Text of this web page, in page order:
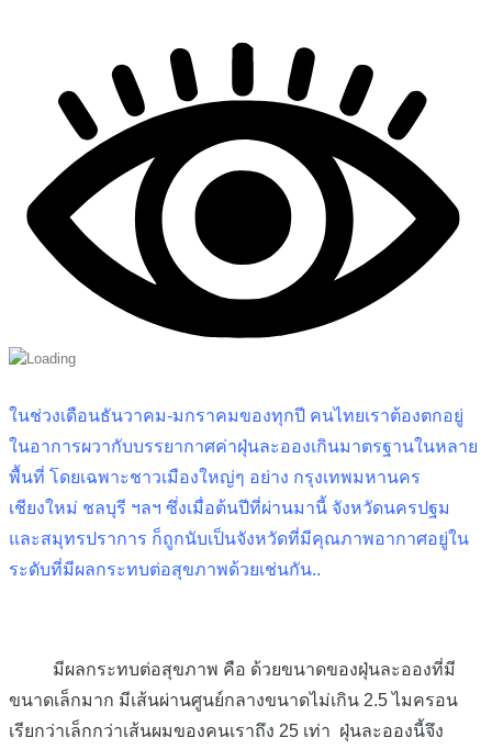
ในช่วงเดือนธันวาคม-มกราคมของทุกปี คนไทยเราต้องตกอยู่
ในอาการผวากับบรรยากาศค่าฝุ่นละอองเกินมาตรฐานในหลาย
พื้นที่ โดยเฉพาะชาวเมืองใหญ่ๆ อย่าง กรุงเทพมหานคร
เชียงใหม่ ชลบุรี ฯลฯ ซึ่งเมื่อต้นปีที่ผ่านมานี้ จังหวัดนครปฐม
และสมุทรปราการ ก็ถูกนับเป็นจังหวัดที่มีคุณภาพอากาศอยู่ใน
ระดับที่มีผลกระทบต่อสุขภาพด้วยเช่นกัน..
มีผลกระทบต่อสุขภาพ คือ ด้วยขนาดของฝุ่นละอองที่มี
ขนาดเล็กมาก มีเส้นผ่านศูนย์กลางขนาดไม่เกิน 2.5 ไมครอน
เรียกว่าเล็กกว่าเส้นผมของคนเราถึง 25 เท่า ฝุ่นละอองนี้จึง